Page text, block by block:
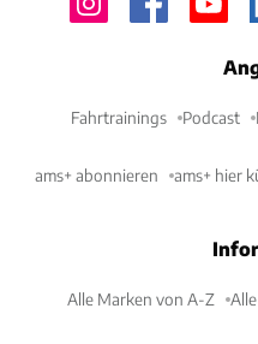
Fahrtrainings Podcast
ams+ abonnieren ams+ hier
Alle Marken von A-Z